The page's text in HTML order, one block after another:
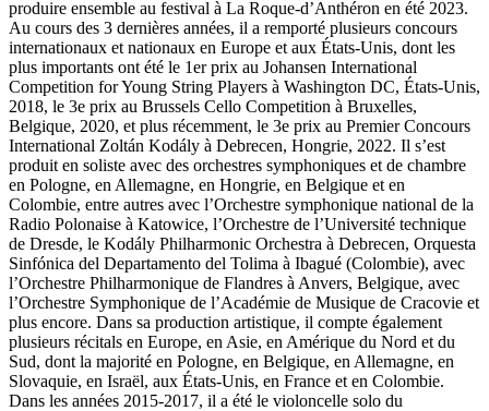
produire ensemble au festival à La Roque-d’Anthéron en été 2023.
Au cours des 3 dernières années, il a remporté plusieurs concours
internationaux et nationaux en Europe et aux États-Unis, dont les
plus importants ont été le 1er prix au Johansen International
Competition for Young String Players à Washington DC, États-Unis,
2018, le 3e prix au Brussels Cello Competition à Bruxelles,
Belgique, 2020, et plus récemment, le 3e prix au Premier Concours
International Zoltán Kodály à Debrecen, Hongrie, 2022. Il s’est
produit en soliste avec des orchestres symphoniques et de chambre
en Pologne, en Allemagne, en Hongrie, en Belgique et en
Colombie, entre autres avec l’Orchestre symphonique national de la
Radio Polonaise à Katowice, l’Orchestre de l’Université technique
de Dresde, le Kodály Philharmonic Orchestra à Debrecen, Orquesta
Sinfónica del Departamento del Tolima à Ibagué (Colombie), avec
l’Orchestre Philharmonique de Flandres à Anvers, Belgique, avec
l’Orchestre Symphonique de l’Académie de Musique de Cracovie et
plus encore. Dans sa production artistique, il compte également
plusieurs récitals en Europe, en Asie, en Amérique du Nord et du
Sud, dont la majorité en Pologne, en Belgique, en Allemagne, en
Slovaquie, en Israël, aux États-Unis, en France et en Colombie.
Dans les années 2015-2017, il a été le violoncelle solo du